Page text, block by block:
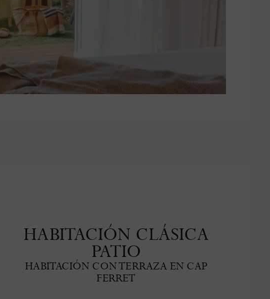
HABITACIÓN CLÁSICA
PATIO
HABITACIÓN CON TERRAZA EN CAP
FERRET